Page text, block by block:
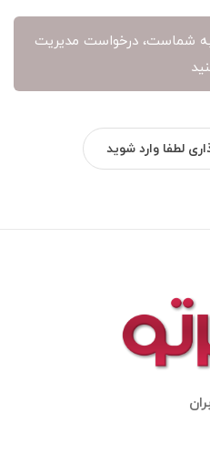
شماست، درخواست مدیریت
لطفا وارد شوید